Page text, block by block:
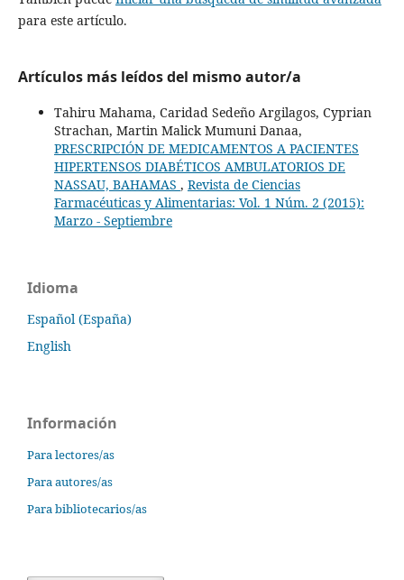
para este artículo.
Artículos más leídos del mismo autor/a
Tahiru Mahama, Caridad Sedeño Argilagos, Cyprian
Strachan, Martin Malick Mumuni Danaa,
PRESCRIPCIÓN DE MEDICAMENTOS A PACIENTES
HIPERTENSOS DIABÉTICOS AMBULATORIOS DE
NASSAU, BAHAMAS , Revista de Ciencias
Farmacéuticas y Alimentarias: Vol. 1 Núm. 2 (2015):
Marzo - Septiembre
Idioma
Español (España)
English
Información
Para lectores/as
Para autores/as
Para bibliotecarios/as